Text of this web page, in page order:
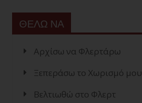
ΘΕΛΩ ΝΑ
Αρχίσω να Φλερτάρω
Ξεπεράσω το Χωρισμό μου
Βελτιωθώ στο Φλερτ